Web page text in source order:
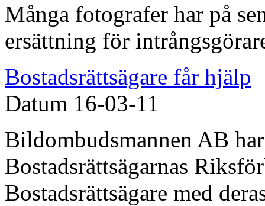
Många fotografer har på
ersättning för
Bostadsrättsägare får hjälp
Datum 16-03-11
Bildombudsmannen AB
Bostadsrättsägarnas
Bostadsrättsägare med